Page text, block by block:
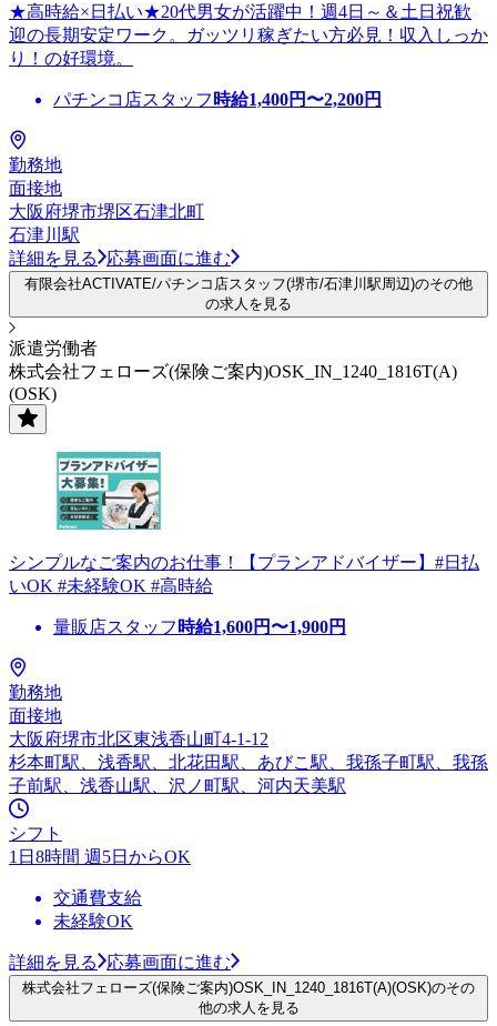
★高時給×日払い★20代男女が活躍中！週4日～＆土日祝歓
迎の長期安定ワーク。ガッツリ稼ぎたい方必見！収入しっか
り！の好環境。
パチンコ店スタッフ 時給1,400円〜2,200円
勤務地
面接地
大阪府堺市堺区石津北町
石津川駅
詳細を見る
応募画面に進む
有限会社ACTIVATE/パチンコ店スタッフ(堺市/石津川駅周辺)のその他
の求人を見る
派遣労働者
株式会社フェローズ(保険ご案内)OSK_IN_1240_1816T(A)
(OSK)
シンプルなご案内のお仕事！【プランアドバイザー】#日払
いOK #未経験OK #高時給
量販店スタッフ 時給1,600円〜1,900円
勤務地
面接地
大阪府堺市北区東浅香山町4-1-12
杉本町駅、浅香駅、北花田駅、あびこ駅、我孫子町駅、我孫
子前駅、浅香山駅、沢ノ町駅、河内天美駅
シフト
1日8時間 週5日からOK
交通費支給
未経験OK
詳細を見る 応募画面に進む
株式会社フェローズ(保険ご案内)OSK_IN_1240_1816T(A)(OSK)のその
他の求人を見る